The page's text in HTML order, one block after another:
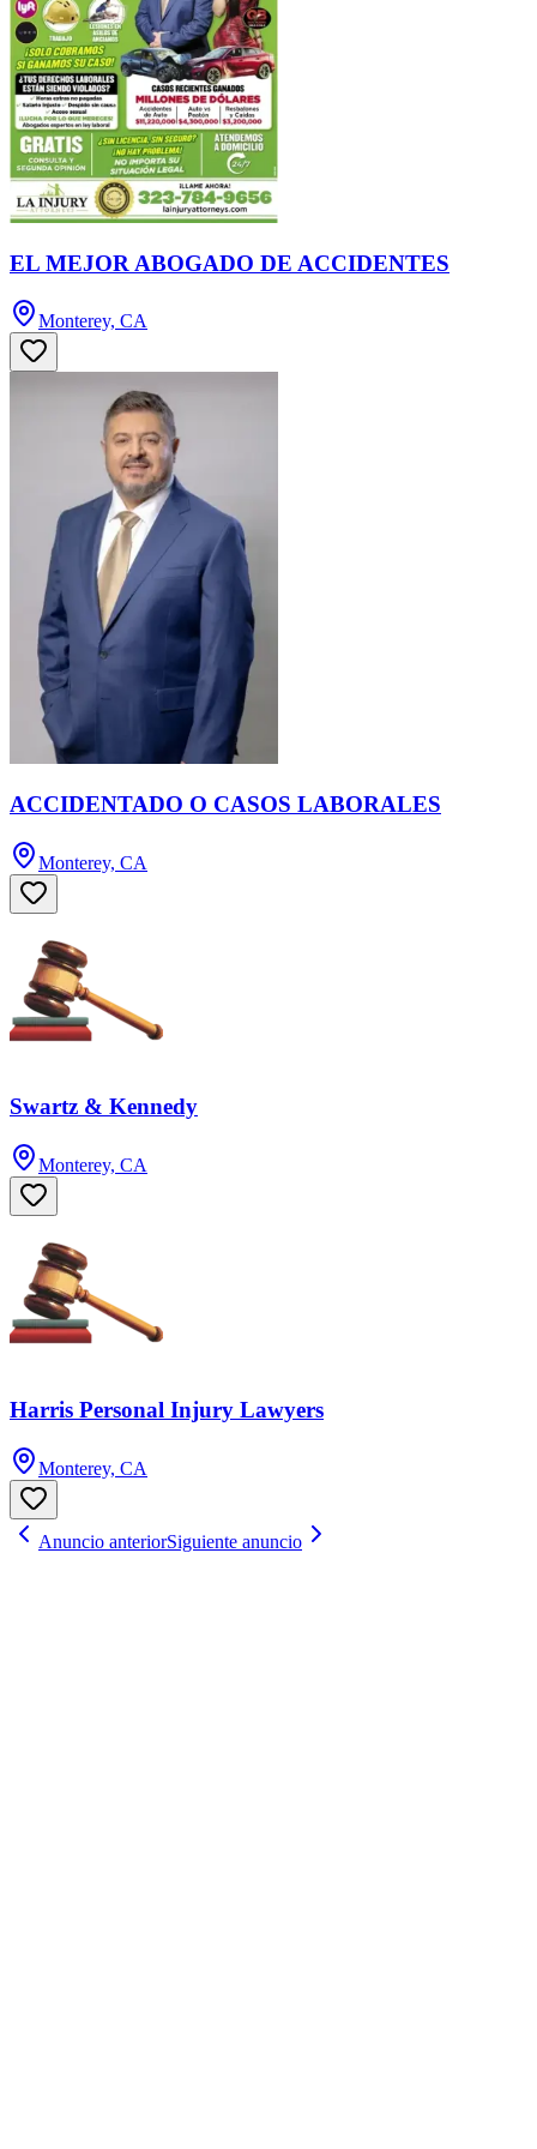
EL MEJOR ABOGADO DE ACCIDENTES
Monterey, CA
ACCIDENTADO O CASOS LABORALES
Monterey, CA
Swartz & Kennedy
Monterey, CA
Harris Personal Injury Lawyers
Monterey, CA
Anuncio anteriorSiguiente anuncio